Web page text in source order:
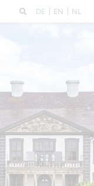
DE EN NL